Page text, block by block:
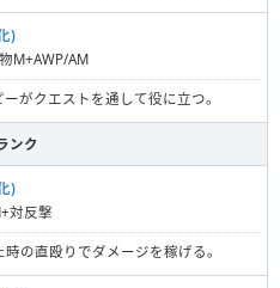
)
M+AWP/AM
ーがクエストを通して役に立つ。
ンク
)
対反撃
の直殴りでダメージを稼げる。